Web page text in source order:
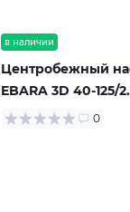
в наличии
Центробежный
EBARA 3D 40-125/
0